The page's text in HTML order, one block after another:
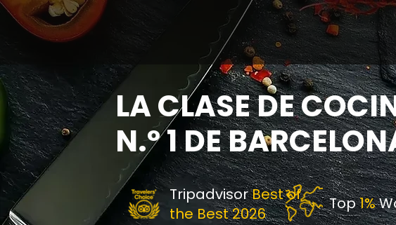
LA CLASE DE
N.º 1 DE
TripadvisorBest of
the Best 2026
Top1%